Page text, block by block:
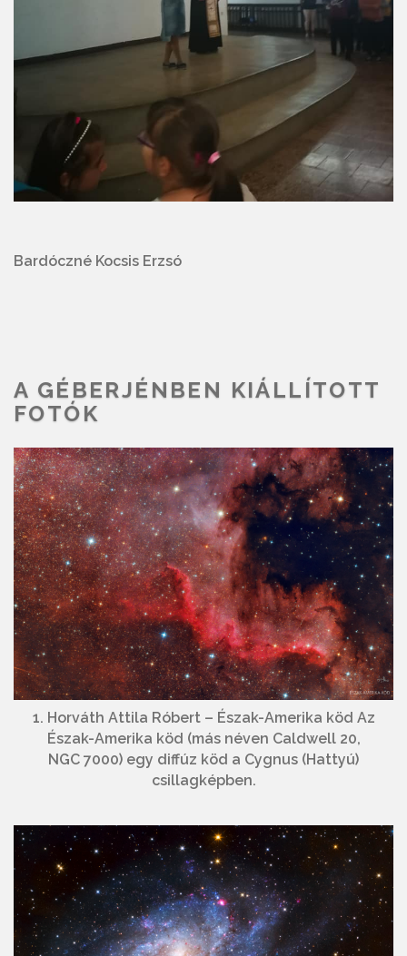
Bardóczné Kocsis Erzsó
A GÉBERJÉNBEN KIÁLLÍTOTT
FOTÓK
1. Horváth Attila Róbert – Észak-Amerika köd Az
Észak-Amerika köd (más néven Caldwell 20,
NGC 7000) egy diffúz köd a Cygnus (Hattyú)
csillagképben.